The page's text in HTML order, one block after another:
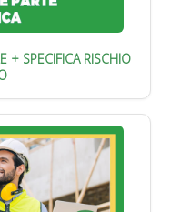
SPECIFICA RISCHIO